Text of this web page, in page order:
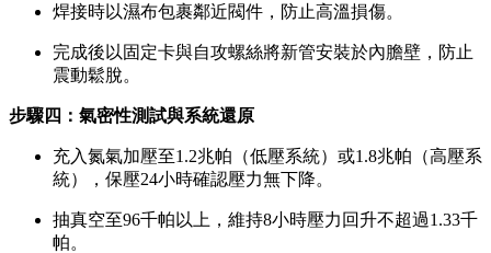
焊接時以濕布包裹鄰近閥件，防止高溫損傷。
完成後以固定卡與自攻螺絲將新管安裝於內膽壁，防止
震動鬆脫。
步驟四：氣密性測試與系統還原
充入氮氣加壓至1.2兆帕（低壓系統）或1.8兆帕（高壓系
統），保壓24小時確認壓力無下降。
抽真空至96千帕以上，維持8小時壓力回升不超過1.33千
帕。